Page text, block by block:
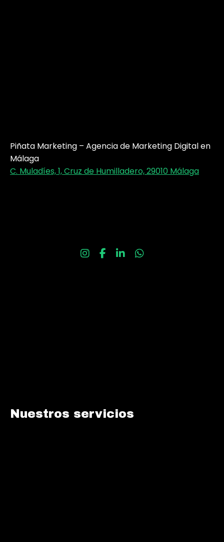
Piñata Marketing – Agencia de Marketing Digital en
Málaga
C. Muladíes, 1, Cruz de Humilladero, 29010 Málaga
Nuestros servicios